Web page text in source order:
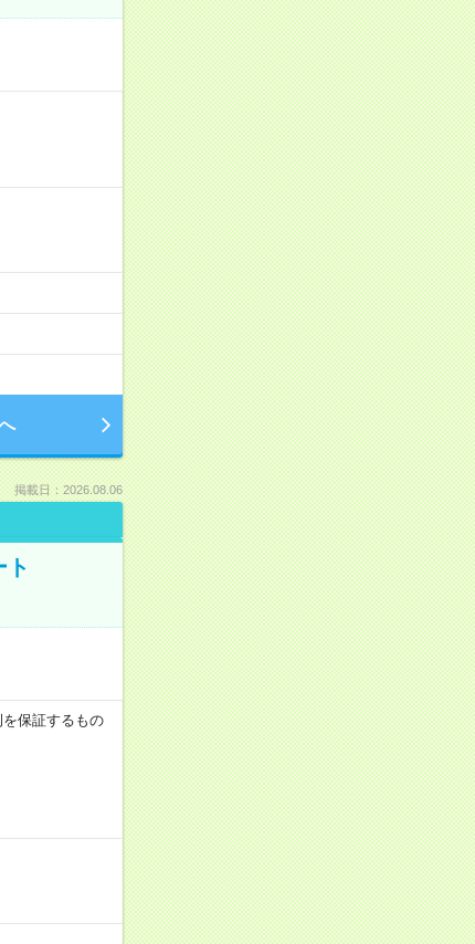
掲載日：2026.08.06
保証するもの